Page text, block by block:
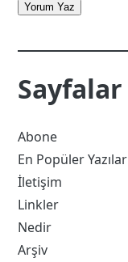
Yorum Yaz
Sayfalar
Abone
En Popüler Yazılar
İletişim
Linkler
Nedir
Arşiv